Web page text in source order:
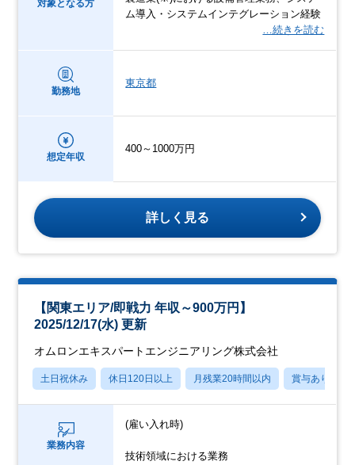
対象となる方
ム導入・システムインテグレーション経験
…続きを読む
勤務地
東京都
想定年収
400～1000万円
詳しく見る
【関東エリア/即戦力 年収～900万円】
2025/12/17(水) 更新
オムロンエキスパートエンジニアリング株式会社
土日祝休み 休日120日以上 月残業20時間以内 賞与あり
業務内容
(雇い入れ時)
技術領域における業務